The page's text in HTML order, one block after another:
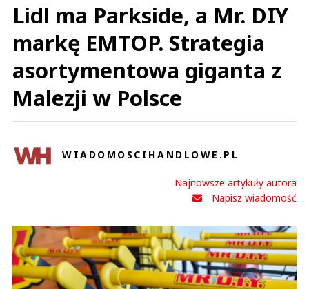
Lidl ma Parkside, a Mr. DIY
markę EMTOP. Strategia
asortymentowa giganta z
Malezji w Polsce
WIADOMOSCIHANDLOWE.PL
Najnowsze artykuły autora
Napisz wiadomość